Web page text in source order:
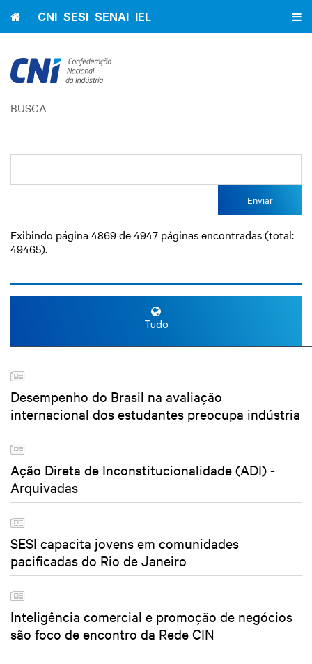
HomeCNI SESI SENAI IEL
BUSCA
Enviar
Exibindo página 4869 de 4947 páginas encontradas (total:
49465).
Tudo
Desempenho do Brasil na avaliação
internacional dos estudantes preocupa indústria
Ação Direta de Inconstitucionalidade (ADI) -
Arquivadas
SESI capacita jovens em comunidades
pacificadas do Rio de Janeiro
Inteligência comercial e promoção de negócios
são foco de encontro da Rede CIN